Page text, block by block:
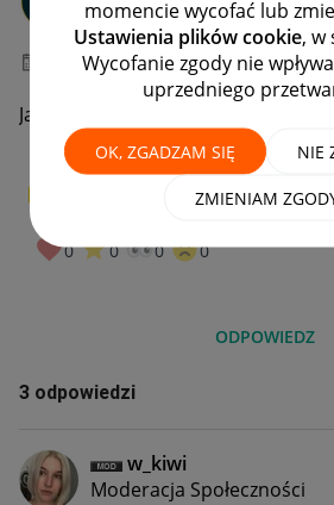
momencie wycofać lub
Ustawienia plików cookie, w
Wycofanie zgody nie
uprzedniego
OK, ZGADZAM SIĘ NIE
ZMIENIAM
#7 Wielbiciel
‎02-03-2026 18:53
Jak przelac pieniadze z konta zen
0 0 0 0
ODPOWIEDZ
3 odpowiedzi
w_kiwi
Moderacja Społeczności